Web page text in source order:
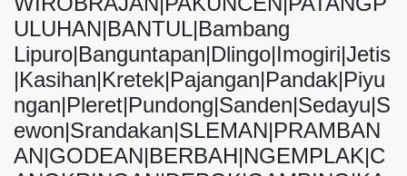
ULUHAN|BANTUL|Bambang
Lipuro|Banguntapan|Dlingo|Imogiri|Jetis
|Kasihan|Kretek|Pajangan|Pandak|Piyu
ngan|Pleret|Pundong|Sanden|Sedayu|S
ewon|Srandakan|SLEMAN|PRAMBAN
AN|GODEAN|BERBAH|NGEMPLAK|C